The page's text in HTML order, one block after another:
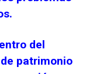
del
patrimonio